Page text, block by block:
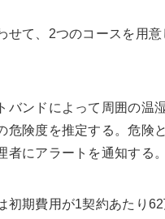
て、2つのコースを用意
ンドによって周囲の温
危険度を推定する。危険
にアラートを通知する。
期費用が1契約あたり